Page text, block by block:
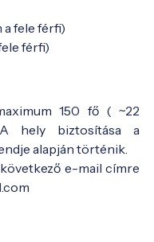
a fele férfi)
férfi)
150 fő ( ~22
hely biztosítása a
alapján történik.
e-mail címre